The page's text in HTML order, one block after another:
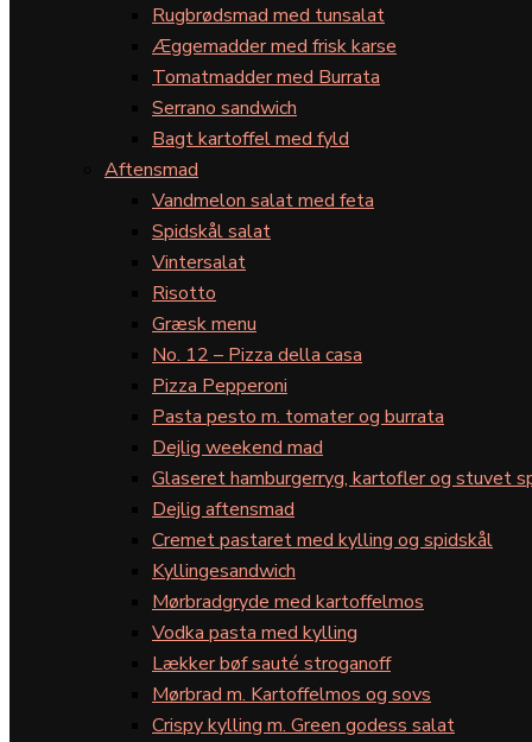
Rugbrødsmad med tunsalat
Æggemadder med frisk karse
Tomatmadder med Burrata
Serrano sandwich
Bagt kartoffel med fyld
Aftensmad
Vandmelon salat med feta
Spidskål salat
Vintersalat
Risotto
Græsk menu
No. 12 – Pizza della casa
Pizza Pepperoni
Pasta pesto m. tomater og burrata
Dejlig weekend mad
Glaseret hamburgerryg, kartofler og stuvet
Dejlig aftensmad
Cremet pastaret med kylling og spidskål
Kyllingesandwich
Mørbradgryde med kartoffelmos
Vodka pasta med kylling
Lækker bøf sauté stroganoff
Mørbrad m. Kartoffelmos og sovs
Crispy kylling m. Green godess salat